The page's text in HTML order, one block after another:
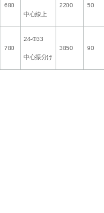
680
中心線上
2200 50
780
24-Φ33
中心振分け
3850 90